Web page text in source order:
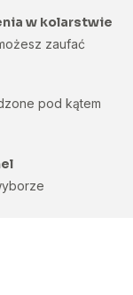
w kolarstwie
zaufać
pod kątem